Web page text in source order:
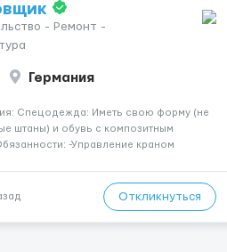
- Ремонт -
Германия
Спецодежда: Иметь свою форму (не
штаны) и обувь с композитным
-Управление краном
по безопасности. -Опыт управления
типами кранов (моб...
Откликнуться